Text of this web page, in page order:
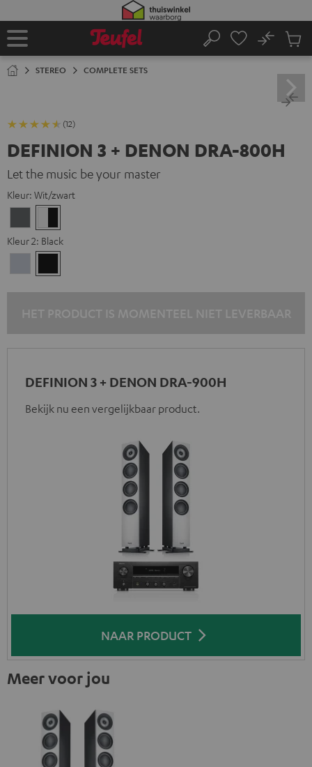
Home
Zoeken
No
STEREO COMPLETE SETS
(12)
DEFINION 3 + DENON DRA-800H
Let the music be your master
Kleur: Wit/zwart
Kleur 2: Black
zilver
DEFINION 3 + DENON DRA-900H
Bekijk nu een vergelijkbaar product.
NAAR PRODUCT
Meer voor jou